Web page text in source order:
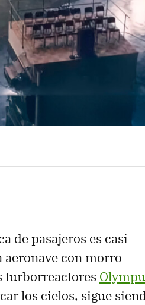
de pasajeros es casi
con morro
turborreactores
los cielos, sigue